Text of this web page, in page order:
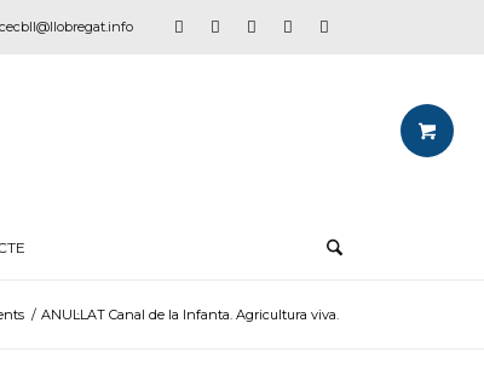
cecbll@llobregat.info
/ ANUL·LAT Canal de la Infanta. Agricultura viva.